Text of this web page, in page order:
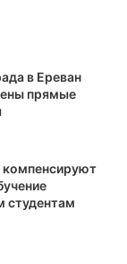
в Ереван
прямые
компенсируют
студентам